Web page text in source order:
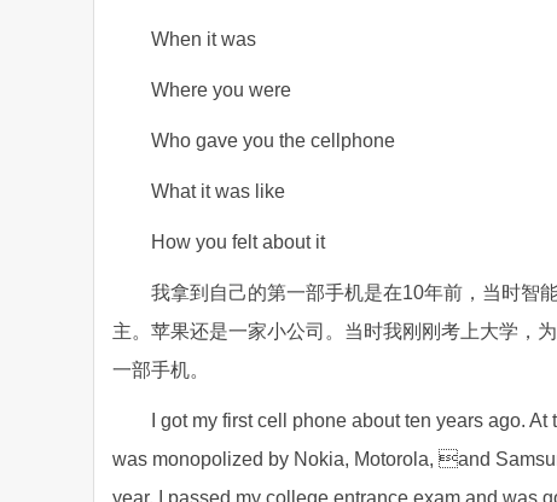
When it was
Where you were
Who gave you the cellphone
What it was like
How you felt about it
我拿到自己的第一部手机是在10年前，当时智
主。苹果还是一家小公司。当时我刚刚考上大学，
一部手机。
I got my first cell phone about ten years ago.
was monopolized by Nokia, Motorola, and
year, I passed my college entrance exam and was